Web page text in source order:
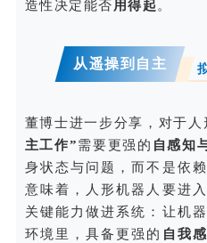
造性决定能否用得起。
从遥操到自主
董博士进一步分享，对于
主工作”需要更强的 自感知
身状态与问题，而不是依
意味着，人形机器人要进
关键能力做进系统：让机
环境里，具备更强的 自我